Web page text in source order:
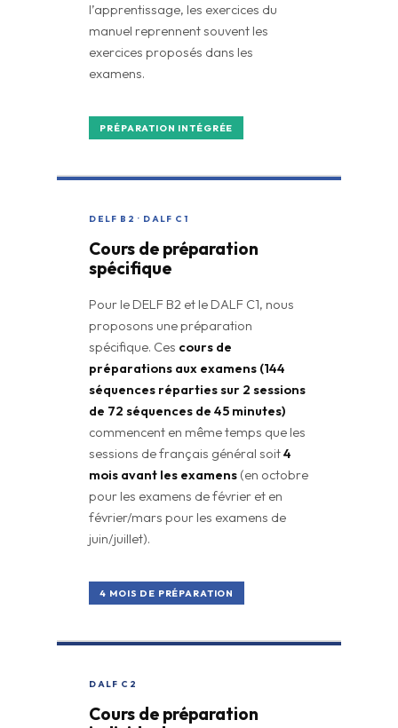
l’apprentissage, les exercices du
manuel reprennent souvent les
exercices proposés dans les
examens.
PRÉPARATION INTÉGRÉE
DELF B2 · DALF C1
Cours de préparation
spécifique
Pour le DELF B2 et le DALF C1, nous
proposons une préparation
spécifique. Ces cours de
préparations aux examens (144
séquences réparties sur 2 sessions
de 72 séquences de 45 minutes)
commencent en même temps que les
sessions de français général soit4
mois avant les examens (en octobre
pour les examens de février et en
février/mars pour les examens de
juin/juillet).
4 MOIS DE PRÉPARATION
DALF C2
Cours de préparation